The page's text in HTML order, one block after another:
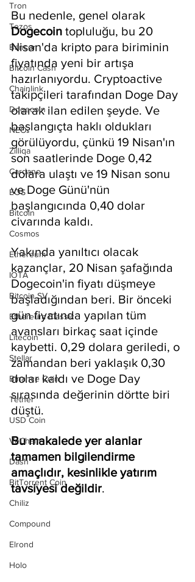
Tron
Tezos
Bancor
Bitcoin Cash
Chainlink
Dogecoin
NEO
Zilliqa
Cardano
EOS
Bitcoin
Cosmos
Ethereum
IOTA
Bitcoin SV
Ethereum Classic
Litecoin
Stellar
Binance Coin
Tether
USD Coin
VeChain
Dash
BitTorrent Coin
Chiliz
Compound
Elrond
Holo
Bu nedenle, genel olarak
Dogecoin topluluğu, bu 20
Nisan'da kripto para biriminin
fiyatında yeni bir artışa
hazırlanıyordu. Cryptoactive
takipçileri tarafından Doge Day
olarak ilan edilen şeyde. Ve
başlangıçta haklı oldukları
görülüyordu, çünkü 19 Nisan'ın
son saatlerinde Doge 0,42
dolara ulaştı ve 19 Nisan sonu
ve Doge Günü'nün
başlangıcında 0,40 dolar
civarında kaldı.
Yakında yanıltıcı olacak
kazançlar, 20 Nisan şafağında
Dogecoin'in fiyatı düşmeye
başladığından beri. Bir önceki
gün fiyatında yapılan tüm
avansları birkaç saat içinde
kaybetti. 0,29 dolara geriledi, o
zamandan beri yaklaşık 0,30
dolar kaldı ve Doge Day
sırasında değerinin dörtte biri
düştü.
Bu makalede yer alanlar
tamamen bilgilendirme
amaçlıdır, kesinlikle yatırım
tavsiyesi değildir.